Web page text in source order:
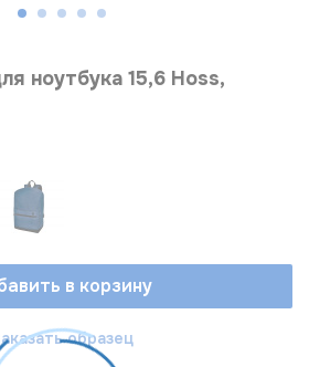
ноутбука 15,6 Hoss,
в корзину
образец